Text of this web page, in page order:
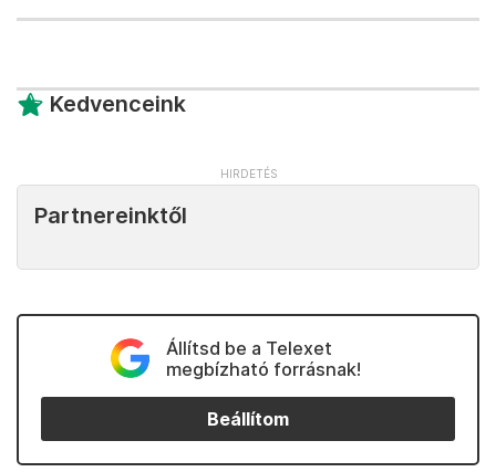
Kedvenceink
Partnereinktől
Állítsd be a Telexet
megbízható forrásnak!
Beállítom